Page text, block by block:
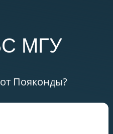
МГУ
Пояконды?